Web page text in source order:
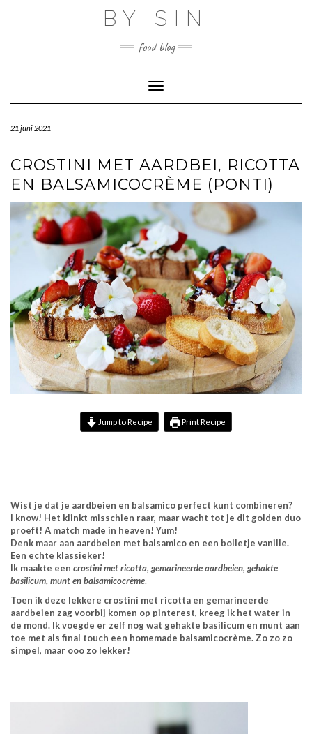
BY SIN
food blog
Toggle Navigation
21 juni 2021
CROSTINI MET AARDBEI, RICOTTA
EN BALSAMICOCRÈME (PONTI)
Jump to Recipe Print Recipe
Wist je dat je aardbeien en balsamico perfect kunt combineren?
I know! Het klinkt misschien raar, maar wacht tot je dit golden duo
proeft! A match made in heaven! Yum!
Denk maar aan aardbeien met balsamico en een bolletje vanille.
Een echte klassieker!
Ik maakte een crostini met ricotta, gemarineerde aardbeien, gehakte
basilicum, munt en balsamicocrème.
Toen ik deze lekkere crostini met ricotta en gemarineerde
aardbeien zag voorbij komen op pinterest, kreeg ik het water in
de mond. Ik voegde er zelf nog wat gehakte basilicum en munt aan
toe met als final touch een homemade balsamicocrème. Zo zo zo
simpel, maar ooo zo lekker!